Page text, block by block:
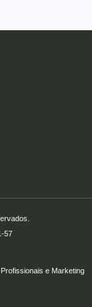
57
Profissionaise Marketing